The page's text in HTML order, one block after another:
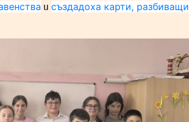
и създадоха карти, разбиващи